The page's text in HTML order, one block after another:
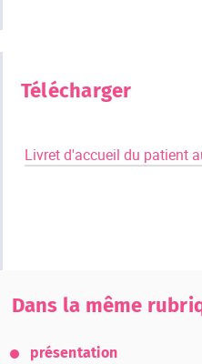
Télécharger
Livret d'accueil du patient
Dans la même
présentation